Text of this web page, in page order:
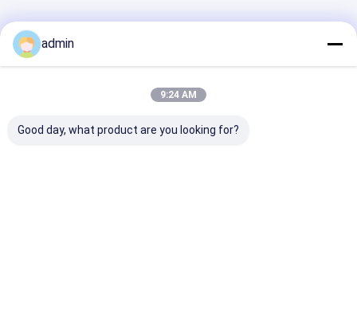
China.Copyright © 2026 Zhengzhou Ocean Oil Engineering Co., Ltd..
All Rights Reserved.
admin
9:24 AM
Good day, what product are you looking for?